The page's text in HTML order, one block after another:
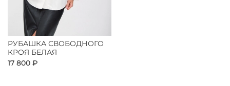
РУБАШКА СВОБОДНОГО
КРОЯ БЕЛАЯ
17 800 ₽